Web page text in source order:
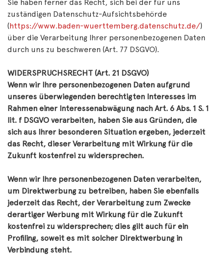
Sie haben ferner das Recht, sich bei der für uns
zuständigen Datenschutz-Aufsichtsbehörde
(https://www.baden-wuerttemberg.datenschutz.de/)
über die Verarbeitung Ihrer personenbezogenen Daten
durch uns zu beschweren (Art. 77 DSGVO).
WIDERSPRUCHSRECHT (Art. 21 DSGVO)
Wenn wir Ihre personenbezogenen Daten aufgrund
unseres überwiegenden berechtigten Interesses im
Rahmen einer Interessenabwägung nach Art. 6 Abs. 1 S. 1
lit. f DSGVO verarbeiten, haben Sie aus Gründen, die
sich aus Ihrer besonderen Situation ergeben, jederzeit
das Recht, dieser Verarbeitung mit Wirkung für die
Zukunft kostenfrei zu widersprechen.
Wenn wir Ihre personenbezogenen Daten verarbeiten,
um Direktwerbung zu betreiben, haben Sie ebenfalls
jederzeit das Recht, der Verarbeitung zum Zwecke
derartiger Werbung mit Wirkung für die Zukunft
kostenfrei zu widersprechen; dies gilt auch für ein
Profiling, soweit es mit solcher Direktwerbung in
Verbindung steht.